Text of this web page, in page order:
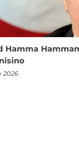
Hamma
2026